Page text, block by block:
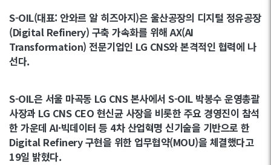
S-OIL(대표: 안와르 알 히즈아지)은 울산공장의 디지털 정유공장
(Digital Refinery) 구축 가속화를 위해 AX(AI
Transformation) 전문기업인 LG CNS와 본격적인 협력에 나
선다.
S-OIL은 서울 마곡동 LG CNS 본사에서 S-OIL 박봉수 운영총괄
사장과 LG CNS CEO 현신균 사장을 비롯한 주요 경영진이 참석
한 가운데 AI·빅데이터 등 4차 산업혁명 신기술을 기반으로 한
Digital Refinery 구현을 위한 업무협약(MOU)을 체결했다고
19일 밝혔다.